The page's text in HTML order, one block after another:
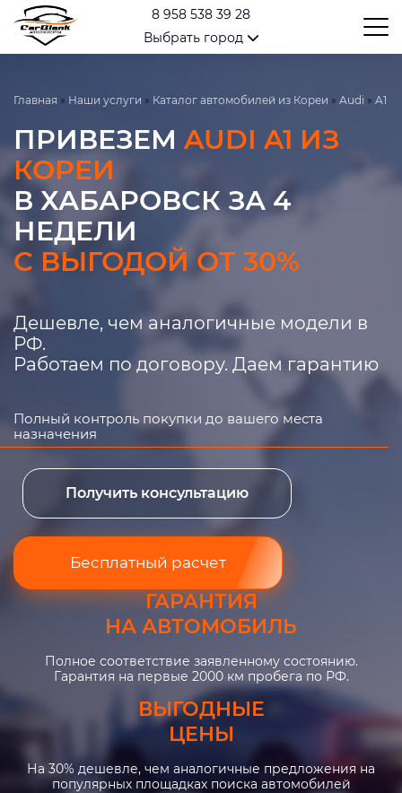
8 958 538 39 28
Выбрать город
Главная » Наши услуги » Каталог автомобилей из Кореи » Audi » A1
ПРИВЕЗЕМ AUDI A1 ИЗ
КОРЕИ
В ХАБАРОВСК ЗА 4
НЕДЕЛИ
С ВЫГОДОЙ ОТ 30%
Дешевле, чем аналогичные модели в
РФ.
Работаем по договору. Даем гарантию
Полный контроль покупки до вашего места
назначения
Получить консультацию
Бесплатный расчет
ГАРАНТИЯ
НА АВТОМОБИЛЬ
Полное соответствие заявленному состоянию.
Гарантия на первые 2000 км пробега по РФ.
ВЫГОДНЫЕ
ЦЕНЫ
На 30% дешевле, чем аналогичные предложения на
популярных площадках поиска автомобилей